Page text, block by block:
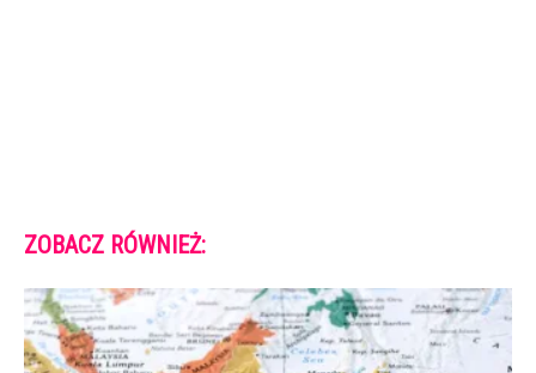
ZOBACZ RÓWNIEŻ: